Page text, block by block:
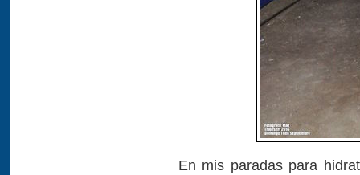
En mis paradas para